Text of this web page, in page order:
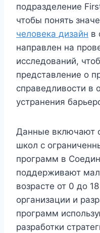
подразделение
чтобы понять
человека дизайн в
направлен на
исследований,
представление о
справедливости в
устранения
Данные включают
школ с
программ в
поддерживают
возрасте от 0 до
организации и
программ
разработки